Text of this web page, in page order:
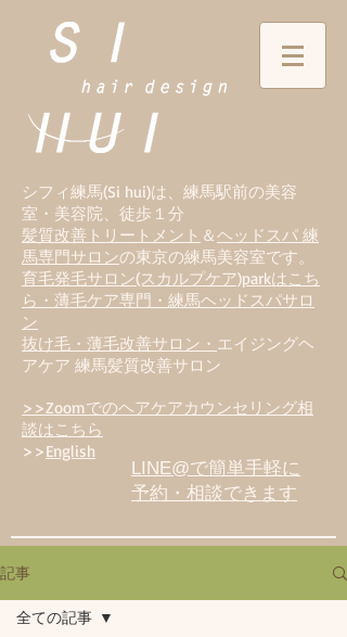
シフィ練馬(Si hui)は、 練馬駅前の美容
室・美容院、徒歩１分
髪質改善トリートメント ＆ヘッドスパ 練
馬専門サロンの東京の練馬美容室です。
育毛発毛サロン(スカルプケア)parkはこち
ら・薄毛ケア専門・練馬ヘッドスパサロ
ン
抜け毛・薄毛改善サロン・ エイジングヘ
アケア 練馬髪質改善サロン
>>Zoomでのヘアケアカウンセリング相
談はこちら
>>English
LINE@で簡単手軽に
予約・相談できます
記事
全ての記事